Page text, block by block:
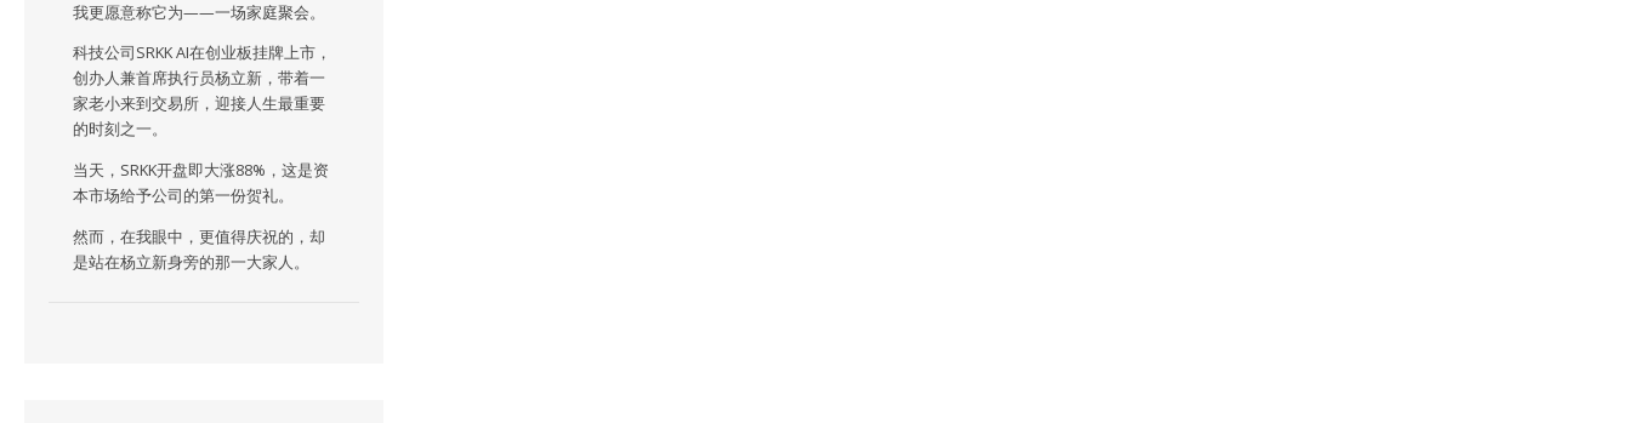
我更愿意称它为——一场家庭聚会。
科技公司SRKK AI在创业板挂牌上市，
创办人兼首席执行员杨立新，带着一
家老小来到交易所，迎接人生最重要
的时刻之一。
当天，SRKK开盘即大涨88%，这是资
本市场给予公司的第一份贺礼。
然而，在我眼中，更值得庆祝的，却
是站在杨立新身旁的那一大家人。